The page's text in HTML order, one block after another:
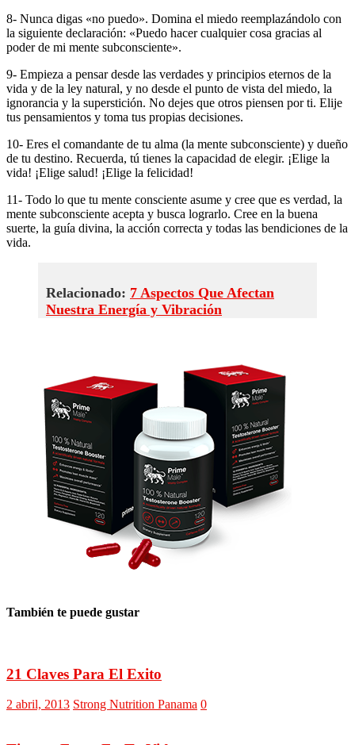
8- Nunca digas «no puedo». Domina el miedo reemplazándolo con
la siguiente declaración: «Puedo hacer cualquier cosa gracias al
poder de mi mente subconsciente».
9- Empieza a pensar desde las verdades y principios eternos de la
vida y de la ley natural, y no desde el punto de vista del miedo, la
ignorancia y la superstición. No dejes que otros piensen por ti. Elije
tus pensamientos y toma tus propias decisiones.
10- Eres el comandante de tu alma (la mente subconsciente) y dueño
de tu destino. Recuerda, tú tienes la capacidad de elegir. ¡Elige la
vida! ¡Elige salud! ¡Elige la felicidad!
11- Todo lo que tu mente consciente asume y cree que es verdad, la
mente subconsciente acepta y busca lograrlo. Cree en la buena
suerte, la guía divina, la acción correcta y todas las bendiciones de la
vida.
Relacionado: 7 Aspectos Que Afectan
Nuestra Energía y Vibración
También te puede gustar
21 Claves Para El Exito
2 abril, 2013 Strong Nutrition Panama 0